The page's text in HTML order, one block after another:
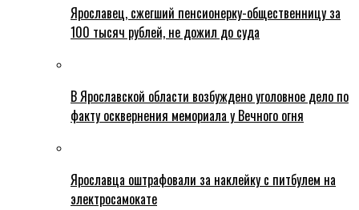
Ярославец, сжегший пенсионерку-общественницу за
100 тысяч рублей, не дожил до суда
В Ярославской области возбуждено уголовное дело по
факту осквернения мемориала у Вечного огня
Ярославца оштрафовали за наклейку с питбулем на
электросамокате